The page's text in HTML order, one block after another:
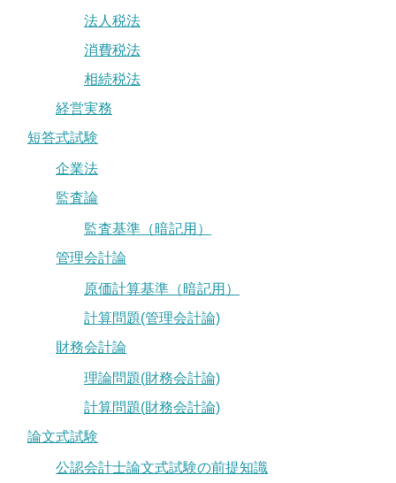
法人税法
消費税法
相続税法
経営実務
短答式試験
企業法
監査論
監査基準（暗記用）
管理会計論
原価計算基準（暗記用）
計算問題(管理会計論)
財務会計論
理論問題(財務会計論)
計算問題(財務会計論)
論文式試験
公認会計士論文式試験の前提知識